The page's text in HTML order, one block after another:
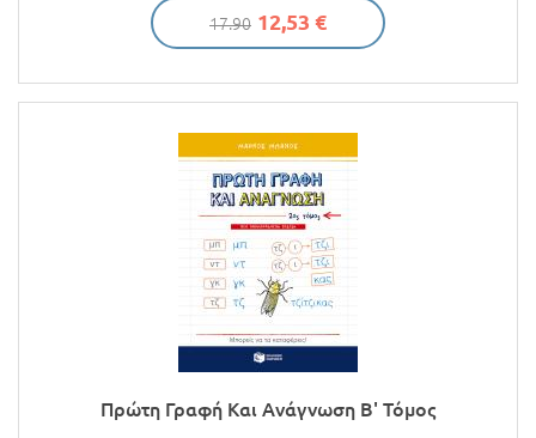
17.90 12,53 €
Πρώτη Γραφή Και Ανάγνωση Β' Τόμος